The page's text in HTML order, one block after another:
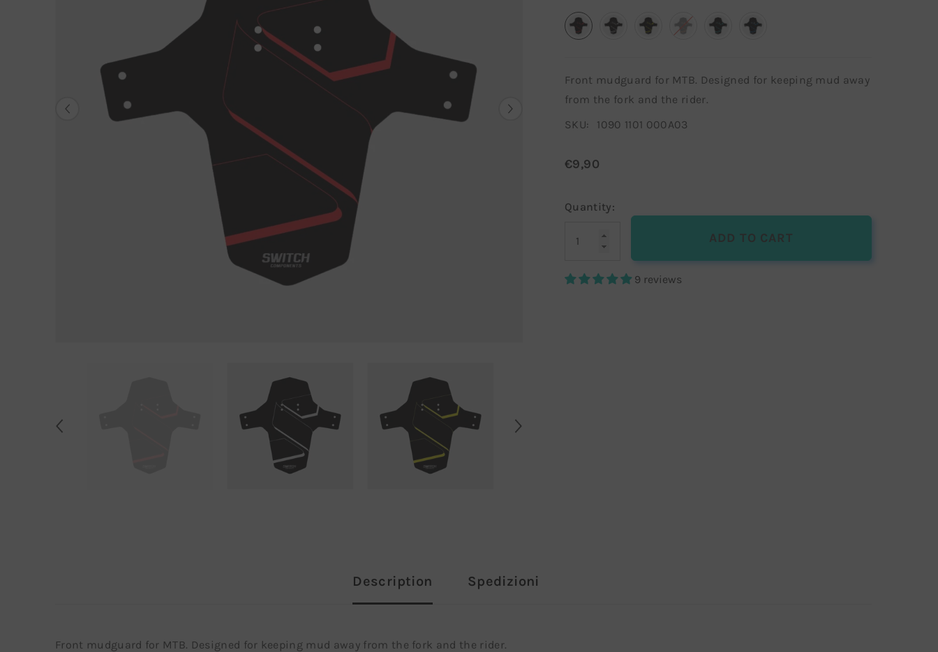
Front mudguard for MTB. Designed for keeping mud away
from the fork and the rider.
SKU:
1090 1101 000A03
€9,90
Quantity:
ADD TO CART
9 reviews
Description Spedizioni
Front mudguard for MTB. Designed for keeping mud away from the fork and the rider.